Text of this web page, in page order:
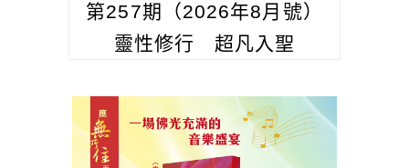
第257期（2026年8月號）
靈性修行 超凡入聖